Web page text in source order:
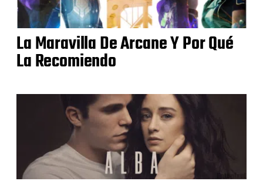
La Maravilla De Arcane Y Por Qué
La Recomiendo